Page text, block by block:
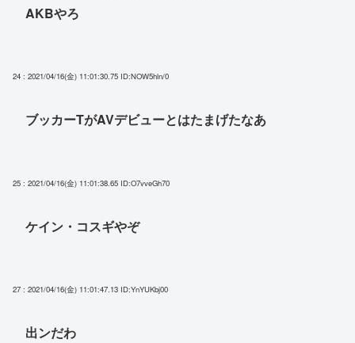
AKBやろ
24 : 2021/04/16(金) 11:01:30.75 ID:NOW5hln/0
ブッカーTがAVデビューとはたまげたなあ
25 : 2021/04/16(金) 11:01:38.65 ID:O7vveGh70
ケイン・コスギやぞ
27 : 2021/04/16(金) 11:01:47.13 ID:YnYUKbj00
出ンだわ